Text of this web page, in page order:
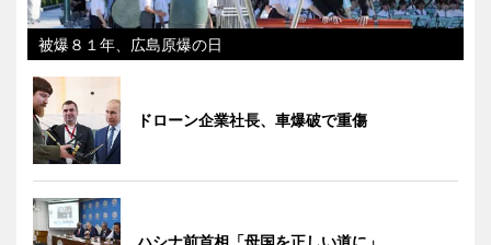
被爆８１年、広島原爆の日
ドローン企業社長、車爆破で重傷
ハシナ前首相「母国を正しい道に」